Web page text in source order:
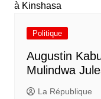
Politique
Augustin
Mulindwa
La République